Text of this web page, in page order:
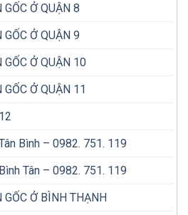
Ở QUẬN 8
Ở QUẬN 9
GỐC Ở QUẬN 10
Ở QUẬN 11
Bình – 0982. 751. 119
Tân – 0982. 751. 119
Ở BÌNH THẠNH